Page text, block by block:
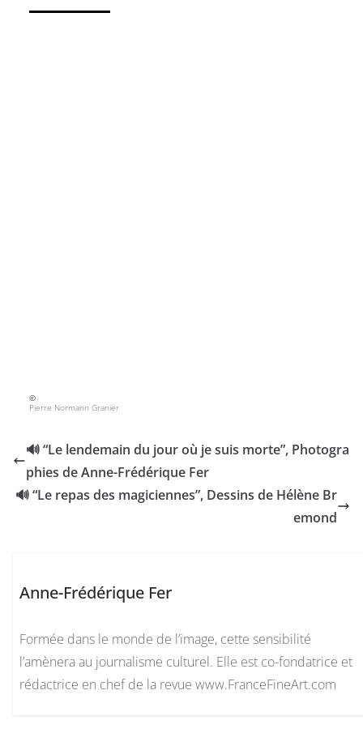
©
Pierre Normann Granier
🔊 “Le lendemain du jour où je suis morte”, Photogra
phies de Anne-Frédérique Fer
🔊 “Le repas des magiciennes”, Dessins de Hélène Br
emond
Anne-Frédérique Fer
Formée dans le monde de l’image, cette sensibilité
l’amènera au journalisme culturel. Elle est co-fondatrice et
rédactrice en chef de la revue www.FranceFineArt.com